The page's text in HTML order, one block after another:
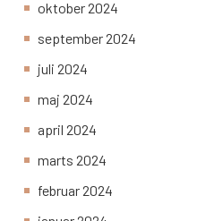
oktober 2024
september 2024
juli 2024
maj 2024
april 2024
marts 2024
februar 2024